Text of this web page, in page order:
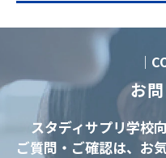
｜
お
スタディサプリ学校
ご質問・ご確認は、お